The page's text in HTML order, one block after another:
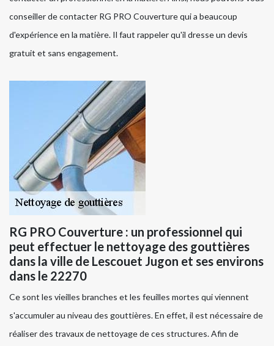
conseiller de contacter RG PRO Couverture qui a beaucoup
d'expérience en la matière. Il faut rappeler qu'il dresse un devis
gratuit et sans engagement.
RG PRO Couverture : un professionnel qui
peut effectuer le nettoyage des gouttières
dans la ville de Lescouet Jugon et ses environs
dans le 22270
Ce sont les vieilles branches et les feuilles mortes qui viennent
s'accumuler au niveau des gouttières. En effet, il est nécessaire de
réaliser des travaux de nettoyage de ces structures. Afin de